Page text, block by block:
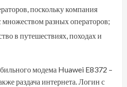
поскольку компания
множеством разных операторов;
в путешествиях, походах и
модема Huawei E8372 –
раздача интернета. Логин с